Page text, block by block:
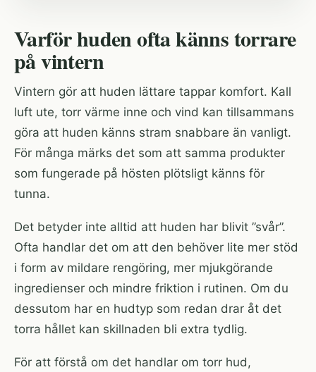
Varför huden ofta känns torrare
på vintern
Vintern gör att huden lättare tappar komfort. Kall
luft ute, torr värme inne och vind kan tillsammans
göra att huden känns stram snabbare än vanligt.
För många märks det som att samma produkter
som fungerade på hösten plötsligt känns för
tunna.
Det betyder inte alltid att huden har blivit ”svår”.
Ofta handlar det om att den behöver lite mer stöd
i form av mildare rengöring, mer mjukgörande
ingredienser och mindre friktion i rutinen. Om du
dessutom har en hudtyp som redan drar åt det
torra hållet kan skillnaden bli extra tydlig.
För att förstå om det handlar om torr hud,